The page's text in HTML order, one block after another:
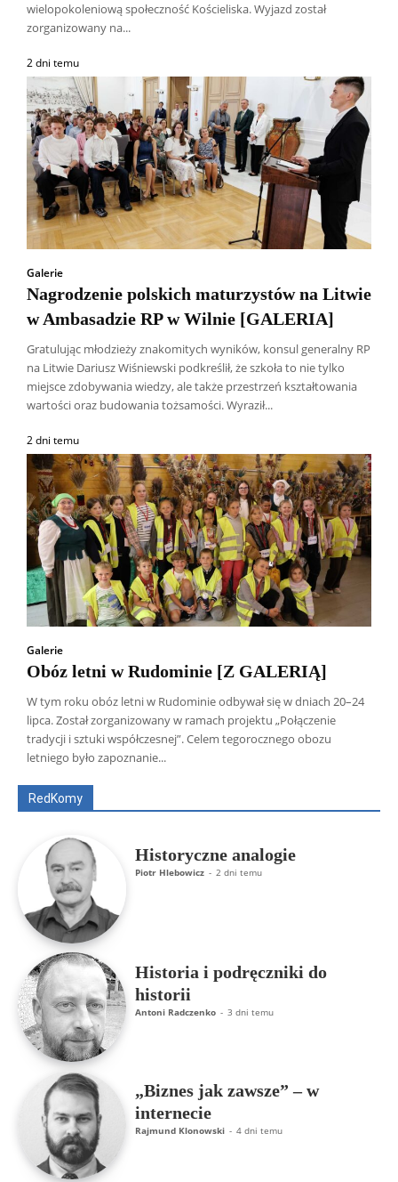
wielopokoleniową społeczność Kościeliska. Wyjazd został
zorganizowany na...
2 dni temu
Galerie
Nagrodzenie polskich maturzystów na Litwie
w Ambasadzie RP w Wilnie [GALERIA]
Gratulując młodzieży znakomitych wyników, konsul generalny RP
na Litwie Dariusz Wiśniewski podkreślił, że szkoła to nie tylko
miejsce zdobywania wiedzy, ale także przestrzeń kształtowania
wartości oraz budowania tożsamości. Wyraził...
2 dni temu
Galerie
Obóz letni w Rudominie [Z GALERIĄ]
W tym roku obóz letni w Rudominie odbywał się w dniach 20–24
lipca. Został zorganizowany w ramach projektu „Połączenie
tradycji i sztuki współczesnej”. Celem tegorocznego obozu
letniego było zapoznanie...
RedKomy
Wszyscy Aleksander Borowik
Antoni Radczenko
Artur Płokszto
Grzegorz Górny
ks. Jarosław Wąsowicz SDB
Historyczne analogie
Piotr Hlebowicz - 2 dni temu
Historia i podręczniki do
historii
Antoni Radczenko - 3 dni temu
„Biznes jak zawsze” – w
internecie
Rajmund Klonowski - 4 dni temu